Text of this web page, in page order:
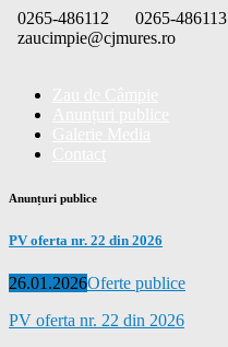
Skip
to
0265-486112
0265-486113
zaucimpie@cjmures.ro
Anunțuri publice
PV oferta nr. 22 din 2026
Posted
26.01.2026Categories
Oferte publice
PV oferta nr. 22 din 2026